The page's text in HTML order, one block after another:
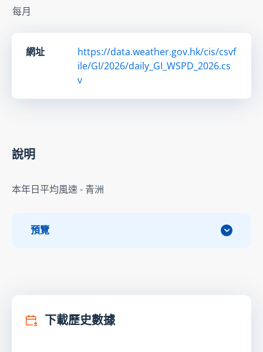
每月
網址
https://data.weather.gov.hk/cis/csvf
ile/GI/2026/daily_GI_WSPD_2026.cs
v
說明
本年日平均風速 - 青洲
預覽
下載歷史數據